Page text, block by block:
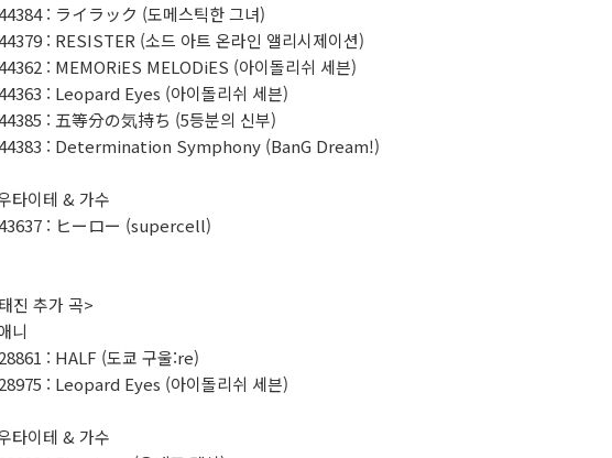
: ライラック (도메스틱한 그녀)
: RESISTER (소드 아트 온라인 앨리시제이션)
: MEMORiES MELODiES (아이돌리쉬 세븐)
: Leopard Eyes (아이돌리쉬 세븐)
: 五等分の気持ち (5등분의 신부)
: Determination Symphony (BanG Dream!)
타이테 & 가수
: ヒーロー (supercell)
진 추가 곡>
니
: HALF (도쿄 구울:re)
: Leopard Eyes (아이돌리쉬 세븐)
타이테 & 가수